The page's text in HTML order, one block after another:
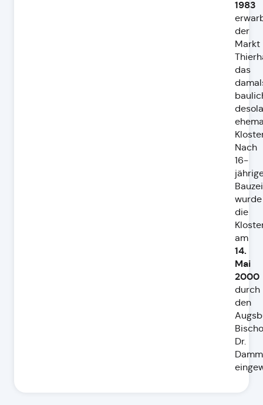
1983
der
Markt
das
Nach
16-
wurde
die
am
14.
Mai
2000
durch
den
Dr.